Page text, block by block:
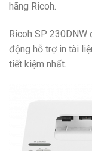
hãng Ricoh.
Ricoh SP
động hỗ trợ in tài
tiết kiệm nhất.